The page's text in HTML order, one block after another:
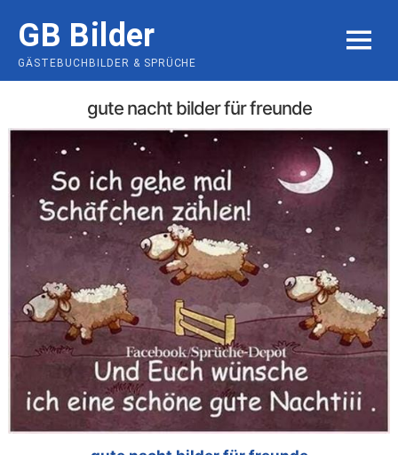
content
GB Bilder
GÄSTEBUCHBILDER & SPRÜCHE
MENU
gute nacht bilder für freunde